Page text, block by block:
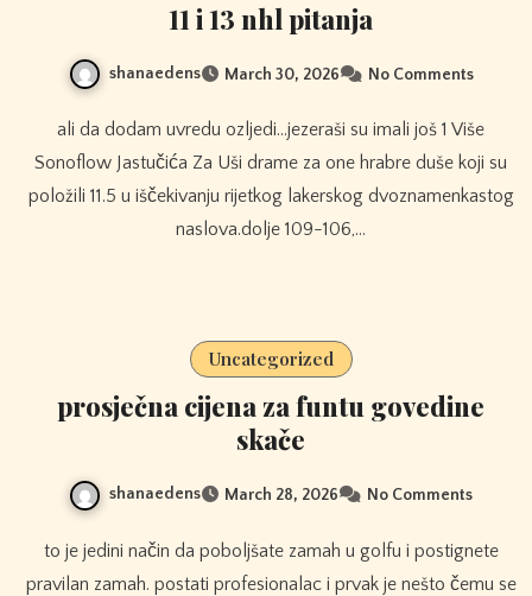
11 i 13 nhl pitanja
shanaedens March 30, 2026 No Comments
ali da dodam uvredu ozljedi…jezeraši su imali još 1 Više
Sonoflow Jastučića Za Uši drame za one hrabre duše koji su
položili 11.5 u iščekivanju rijetkog lakerskog dvoznamenkastog
naslova.dolje 109-106,…
Uncategorized
prosječna cijena za funtu govedine
skače
shanaedens March 28, 2026 No Comments
to je jedini način da poboljšate zamah u golfu i postignete
pravilan zamah. postati profesionalac i prvak je nešto čemu se